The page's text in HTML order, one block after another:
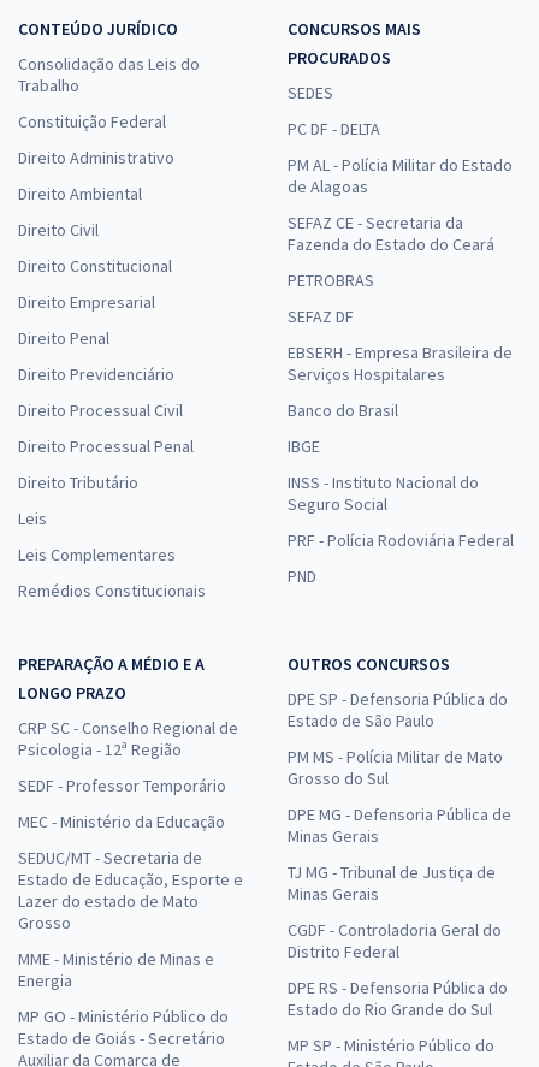
CONTEÚDO JURÍDICO
Consolidação das Leis do
Trabalho
Constituição Federal
Direito Administrativo
Direito Ambiental
Direito Civil
Direito Constitucional
Direito Empresarial
Direito Penal
Direito Previdenciário
Direito Processual Civil
Direito Processual Penal
Direito Tributário
Leis
Leis Complementares
Remédios Constitucionais
CONCURSOS MAIS
PROCURADOS
SEDES
PC DF - DELTA
PM AL - Polícia Militar do Estado
de Alagoas
SEFAZ CE - Secretaria da
Fazenda do Estado do Ceará
PETROBRAS
SEFAZ DF
EBSERH - Empresa Brasileira de
Serviços Hospitalares
Banco do Brasil
IBGE
INSS - Instituto Nacional do
Seguro Social
PRF - Polícia Rodoviária Federal
PND
PREPARAÇÃO A MÉDIO E A
LONGO PRAZO
CRP SC - Conselho Regional de
Psicologia - 12ª Região
SEDF - Professor Temporário
MEC - Ministério da Educação
SEDUC/MT - Secretaria de
Estado de Educação, Esporte e
Lazer do estado de Mato
Grosso
MME - Ministério de Minas e
Energia
MP GO - Ministério Público do
Estado de Goiás - Secretário
Auxiliar da Comarca de
OUTROS CONCURSOS
DPE SP - Defensoria Pública do
Estado de São Paulo
PM MS - Polícia Militar de Mato
Grosso do Sul
DPE MG - Defensoria Pública de
Minas Gerais
TJ MG - Tribunal de Justiça de
Minas Gerais
CGDF - Controladoria Geral do
Distrito Federal
DPE RS - Defensoria Pública do
Estado do Rio Grande do Sul
MP SP - Ministério Público do